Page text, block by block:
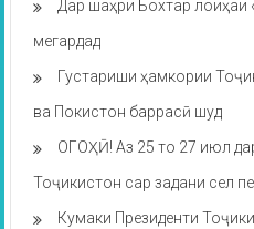
Дар шаҳри Бохтар лоиҳаи
мегардад
Густариши ҳамкории
ва Покистон баррасӣ шуд
ОГОҲӢ! Аз 25 то 27 июл
Тоҷикистон сар задани сел
Кумаки Президенти